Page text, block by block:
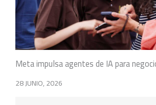
Meta impulsa agentes de IA para
28 JUNIO, 2026